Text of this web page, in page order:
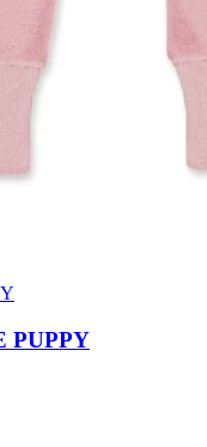
PUPPY